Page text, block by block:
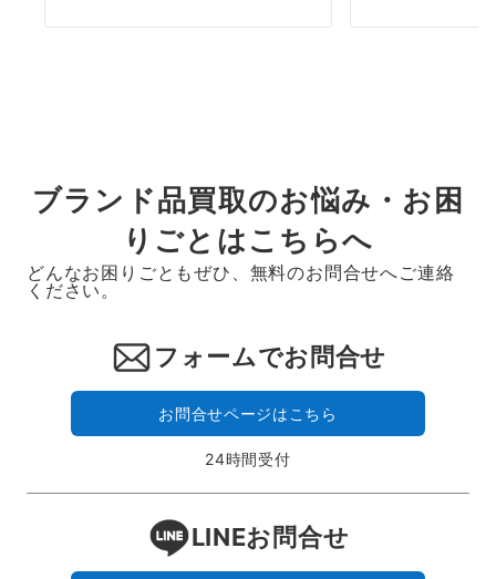
ブランド品買取のお悩み・お困
りごとはこちらへ
どんなお困りごともぜひ、無料のお問合せへご連絡
ください。
フォームでお問合せ
お問合せページはこちら
24時間受付
LINEお問合せ